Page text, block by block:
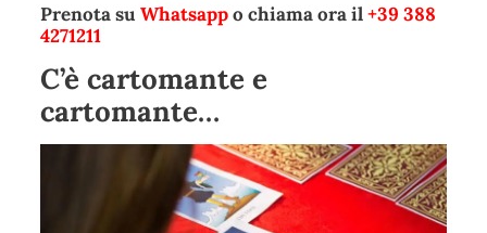
Prenota su Whatsappo chiama ora il+39 388
4271211
C’è cartomante e
cartomante…